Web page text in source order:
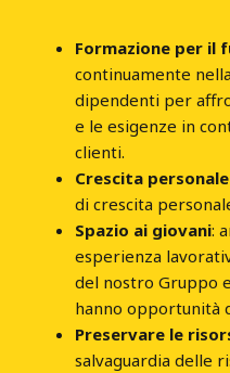
Formazione per il
continuamente
dipendenti per
e le esigenze in
clienti.
Crescita
di crescita
Spazio ai giovani:
esperienza
del nostro Gruppo
hanno opportunità
Preservare le
salvaguardia delle